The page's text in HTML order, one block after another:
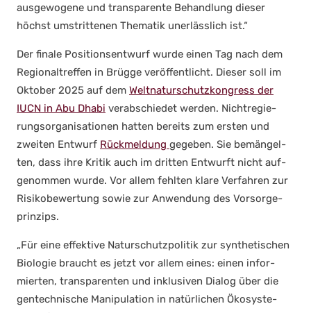
aus­ge­wo­ge­ne und trans­pa­ren­te Behand­lung die­ser
höchst umstrit­te­nen The­ma­tik uner­läss­lich ist.“
Der fina­le Posi­ti­ons­ent­wurf wur­de einen Tag nach dem
Regio­nal­tref­fen in Brüg­ge ver­öf­fent­licht. Die­ser soll im
Okto­ber 2025 auf dem Welt­na­tur­schutz­kon­gress der
IUCN in Abu Dha­bi ver­ab­schie­det wer­den. Nicht­re­gie­
rungs­or­ga­ni­sa­tio­nen hat­ten bereits zum ers­ten und
zwei­ten Ent­wurf Rück­mel­dung gege­ben. Sie bemän­gel­
ten, dass ihre Kri­tik auch im drit­ten Ent­wurft nicht auf­
ge­nom­men wur­de. Vor allem fehl­ten kla­re Ver­fah­ren zur
Risi­ko­be­wer­tung sowie zur Anwen­dung des Vor­sor­ge­
prin­zips.
„Für eine effek­ti­ve Natur­schutz­po­li­tik zur syn­the­ti­schen
Bio­lo­gie braucht es jetzt vor allem eines: einen infor­
mier­ten, trans­pa­ren­ten und inklu­si­ven Dia­log über die
gen­tech­ni­sche Mani­pu­la­ti­on in natür­li­chen Öko­sys­te­